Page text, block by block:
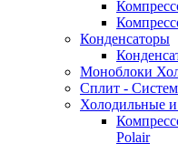
Конденсаторы
Моноблоки
Сплит -
Холодильные
Polair